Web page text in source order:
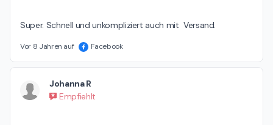
Super. Schnell und unkompliziert auch mit  Versand.
Vor 8 Jahren auf Facebook
Johanna R
Empfiehlt